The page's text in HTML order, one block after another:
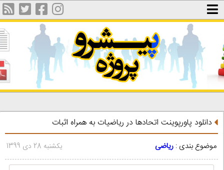
دانلود پاورپوینت اتحادها در ریاضیات به همراه اثبات
موضوع بندی : ریاضی یکشنبه 28 دی 1399